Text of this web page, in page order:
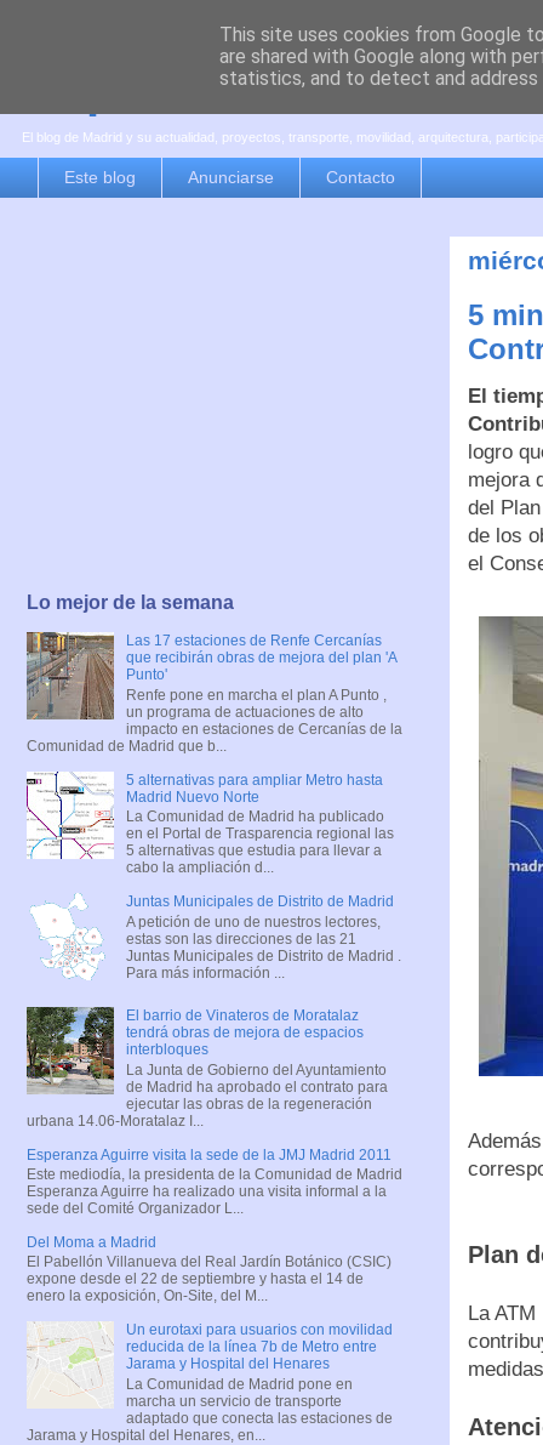
es por madrid
El blog de Madrid y su actualidad, proyectos, transporte, movilidad, arquitectura,
Este blog Anunciarse Contacto
5
El
logro
mejora
del
de los
el
Plan
La
Lo mejor de la semana
Las 17 estaciones de Renfe Cercanías
que recibirán obras de mejora del plan 'A
Punto'
Renfe pone en marcha el plan A Punto ,
un programa de actuaciones de alto
impacto en estaciones de Cercanías de la
Comunidad de Madrid que b...
5 alternativas para ampliar Metro hasta
Madrid Nuevo Norte
La Comunidad de Madrid ha publicado
en el Portal de Trasparencia regional las
5 alternativas que estudia para llevar a
cabo la ampliación d...
Juntas Municipales de Distrito de Madrid
A petición de uno de nuestros lectores,
estas son las direcciones de las 21
Juntas Municipales de Distrito de Madrid .
Para más información ...
El barrio de Vinateros de Moratalaz
tendrá obras de mejora de espacios
interbloques
La Junta de Gobierno del Ayuntamiento
de Madrid ha aprobado el contrato para
ejecutar las obras de la regeneración
urbana 14.06-Moratalaz I...
Esperanza Aguirre visita la sede de la JMJ Madrid 2011
Este mediodía, la presidenta de la Comunidad de Madrid
Esperanza Aguirre ha realizado una visita informal a la
sede del Comité Organizador L...
Del Moma a Madrid
El Pabellón Villanueva del Real Jardín Botánico (CSIC)
expone desde el 22 de septiembre y hasta el 14 de
enero la exposición, On-Site, del M...
Un eurotaxi para usuarios con movilidad
reducida de la línea 7b de Metro entre
Jarama y Hospital del Henares
La Comunidad de Madrid pone en
marcha un servicio de transporte
adaptado que conecta las estaciones de
Jarama y Hospital del Henares, en...
This site uses cookies from Google
are shared with Google along with
statistics, and to detect and address